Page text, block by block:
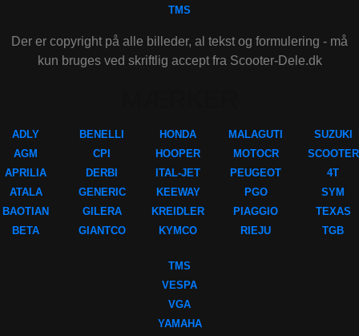
TMS
Der er copyright på alle billeder, al tekst og formulering - må
kun bruges ved skriftlig accept fra Scooter-Dele.dk
ADLY
AGM
APRILIA
ATALA
BAOTIAN
BETA
BENELLI
CPI
DERBI
GENERIC
GILERA
GIANTCO
HONDA
HOOPER
ITAL-JET
KEEWAY
KREIDLER
KYMCO
MALAGUTI
MOTOCR
PEUGEOT
PGO
PIAGGIO
RIEJU
SUZUKI
SCOOTER
4T
SYM
TEXAS
TGB
TMS
VESPA
VGA
YAMAHA